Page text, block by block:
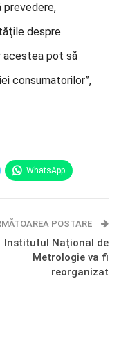
prevedere,
despre
acestea pot să
consumatorilor”,
WhatsApp
POSTARE
Institutul Național de
Metrologie va fi
reorganizat